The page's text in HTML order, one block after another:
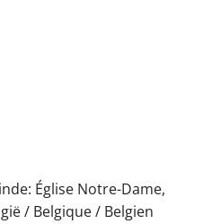
Église Notre-Dame,
/ Belgique / Belgien